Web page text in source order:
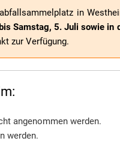
in
Samstag, 5. Juli sowie in
zur Verfügung.
angenommen werden.
werden.